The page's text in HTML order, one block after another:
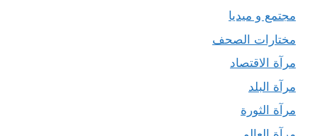
مجتمع و ميديا
مختارات الصحف
مرآة الاقتصاد
مرآة البلد
مرآة الثورة